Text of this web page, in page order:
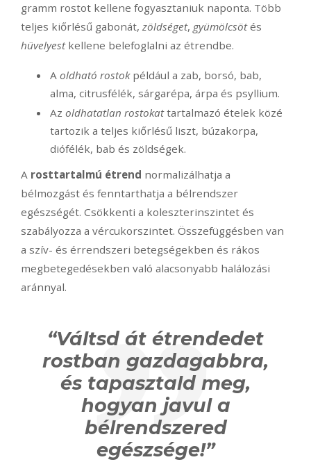
gramm rostot kellene fogyasztaniuk naponta. Több
teljes kiőrlésű gabonát, zöldséget, gyümölcsötés
hüvelyestkellene belefoglalni az étrendbe.
A oldható rostokpéldául a zab, borsó, bab,
alma, citrusfélék, sárgarépa, árpa és psyllium.
Az oldhatatlan rostokattartalmazó ételek közé
tartozik a teljes kiőrlésű liszt, búzakorpa,
diófélék, bab és zöldségek.
A rosttartalmú étrend normalizálhatja a
bélmozgást és fenntarthatja a bélrendszer
egészségét. Csökkenti a koleszterinszintet és
szabályozza a vércukorszintet. Összefüggésben van
a szív- és érrendszeri betegségekben és rákos
megbetegedésekben való alacsonyabb halálozási
aránnyal.
“Váltsd át étrendedet
rostban gazdagabbra,
és tapasztald meg,
hogyan javul a
bélrendszered
egészsége!”